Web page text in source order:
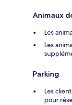
Animaux
Les
Les
Parking
Les
pour